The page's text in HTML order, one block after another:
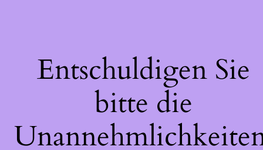
Entschuldigen Sie
bitte die